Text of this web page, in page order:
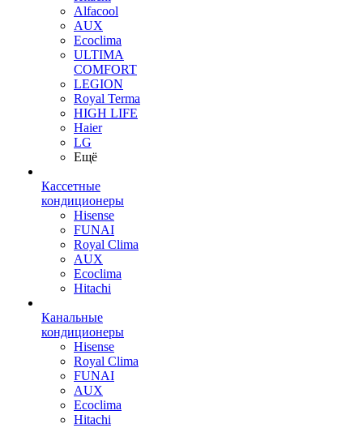
Alfacool
AUX
Ecoclima
ULTIMA
COMFORT
LEGION
Royal Terma
HIGH LIFE
Haier
LG
Ещё
Кассетные
кондиционеры
Hisense
FUNAI
Royal Clima
AUX
Ecoclima
Hitachi
Канальные
кондиционеры
Hisense
Royal Clima
FUNAI
AUX
Ecoclima
Hitachi